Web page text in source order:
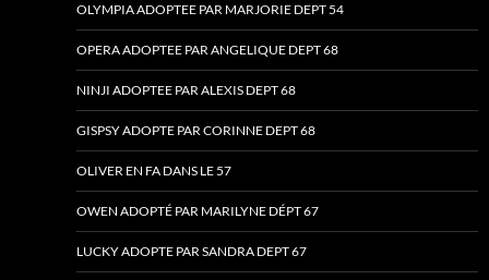
OLYMPIA ADOPTEE PAR MARJORIE DEPT 54
OPERA ADOPTEE PAR ANGELIQUE DEPT 68
NINJI ADOPTEE PAR ALEXIS DEPT 68
GISPSY ADOPTE PAR CORINNE DEPT 68
OLIVER EN FA DANS LE 57
OWEN ADOPTÉ PAR MARILYNE DÉPT 67
LUCKY ADOPTE PAR SANDRA DEPT 67